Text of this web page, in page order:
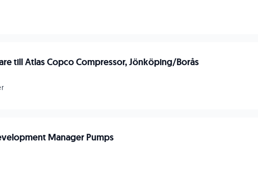
till Atlas Copco Compressor, Jönköping/Borås
Manager Pumps